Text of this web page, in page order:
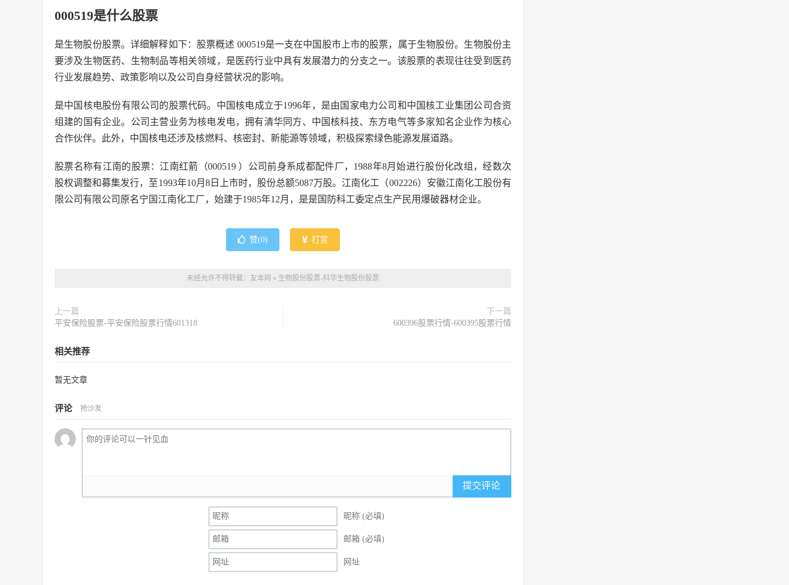
000519是什么股票
是生物股份股票。详细解释如下：股票概述 000519是一支在中国股市上市的股票，属于生物股份。生物股份主
要涉及生物医药、生物制品等相关领域，是医药行业中具有发展潜力的分支之一。该股票的表现往往受到医药
行业发展趋势、政策影响以及公司自身经营状况的影响。
是中国核电股份有限公司的股票代码。中国核电成立于1996年，是由国家电力公司和中国核工业集团公司合资
组建的国有企业。公司主营业务为核电发电，拥有清华同方、中国核科技、东方电气等多家知名企业作为核心
合作伙伴。此外，中国核电还涉及核燃料、核密封、新能源等领域，积极探索绿色能源发展道路。
股票名称有江南的股票：江南红箭（000519 ）公司前身系成都配件厂，1988年8月始进行股份化改组，经数次
股权调整和募集发行，至1993年10月8日上市时，股份总额5087万股。江南化工（002226）安徽江南化工股份有
限公司有限公司原名宁国江南化工厂，始建于1985年12月，是是国防科工委定点生产民用爆破器材企业。
赞(0) 打赏
未经允许不得转载： 友本网 » 生物股份股票-科华生物股份股票
上一篇
平安保险股票-平安保险股票行情601318
下一篇
600396股票行情-600395股票行情
相关推荐
暂无文章
评论 抢沙发
提交评论
昵称 (必填)
邮箱 (必填)
网址